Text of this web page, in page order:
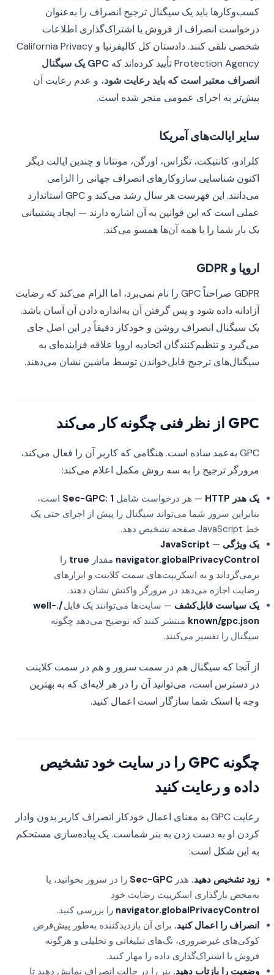
کسب‌وکارها باید یک سیگنال ترجیح انصراف را به‌عنوان
درخواست انصراف از فروش یا اشتراک‌گذاری اطلاعات
شخصی تلقی کنند. دادستان کل کالیفرنیا و California Privacy
Protection Agency تأیید کرده‌اند که
GPC یک سیگنال
انصراف معتبر است که باید رعایت شود، و عدم رعایت آن
پیش‌تر به اجرای عمومی منجر شده است.
سایر ایالت‌های آمریکا
کلرادو، کانتیکت، تگزاس، اورگن، مونتانا و چندین ایالت دیگر
اکنون شناسایی سازوکارهای انصراف جهانی را الزامی
می‌دانند. این فهرست هر سال رشد می‌کند و GPC استاندارد
عملی است که این قوانین به آن اشاره دارند — ایجاد پشتیبانی
یک بار شما را با همه آن‌ها همسو می‌کند.
اروپا و GDPR
GDPR صراحتاً GPC را نام نمی‌برد، اما الزام می‌کند که رضایت
آزادانه داده شود و پس گرفتن آن به‌اندازه دادن آن آسان باشد.
یک سیگنال انصراف روشن و خودکار دقیقاً در این اصل جای
می‌گیرد و تنظیم‌کنندگان اتحادیه اروپا علاقه فزاینده‌ای به
سیگنال‌های ترجیح قابل‌خواندن توسط ماشین نشان می‌دهند.
GPC از نظر فنی چگونه کار می‌کند
GPC به‌عمد ساده است. هنگامی که کاربر آن را فعال می‌کند،
مرورگر ترجیح را به سه روش مکمل اعلام می‌کند:
یک هدر HTTP — هر درخواست شامل Sec-GPC: 1 است،
بنابراین سرور شما می‌تواند سیگنال را پیش از اجرای حتی یک
خط JavaScript صفحه تشخیص دهد.
یک ویژگی JavaScript —
navigator.globalPrivacyControl مقدار true را
برمی‌گرداند و به اسکریپت‌های سمت کلاینت و ابزارهای
رضایت اجازه می‌دهد در مرورگر واکنش نشان دهند.
یک سیاست قابل‌کشف — سایت‌ها می‌توانند یک فایل /.well-
known/gpc.json منتشر کنند که توضیح می‌دهد چگونه
سیگنال را تفسیر می‌کنند.
از آنجا که سیگنال هم در سمت سرور و هم در سمت کلاینت
در دسترس است، می‌توانید آن را در هر لایه‌ای که به بهترین
وجه با استک شما سازگار است اعمال کنید.
چگونه GPC را در سایت خود تشخیص
داده و رعایت کنید
رعایت GPC به معنای اعمال خودکار انصراف کاربر بدون وادار
کردن او به دست زدن به بنر شماست. یک پیاده‌سازی مستحکم
به این شکل است:
زود تشخیص دهید. هدر Sec-GPC را در سرور بخوانید، یا
به‌محض بارگذاری اسکریپت رضایت خود
navigator.globalPrivacyControl را بررسی کنید.
انصراف را اعمال کنید. برای آن بازدیدکننده به‌طور پیش‌فرض
کوکی‌های غیرضروری، تگ‌های تبلیغاتی و تحلیلی و هرگونه
فروش یا اشتراک‌گذاری داده را مهار کنید.
وضعیت را بازتاب دهید. بنر را در حالت انصراف نمایش دهید تا